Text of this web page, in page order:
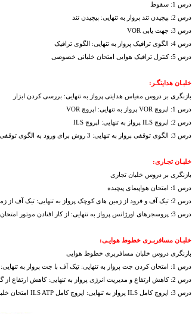
درس 1: سقوط
درس 2: پیچیدن تند پرواز به تنهایی: پیچیدن تند
درس 3: جهت یابی VOR
درس 4: الگوی ترافیک پرواز به تنهایی: الگوی ترافیک
درس 5: کنترل ترافیک هوایی امتحان خلبانی خصوصی
خلبـان هدایتگـر:
بازنگری بر دروس مقیاس هدایتی پرواز به تنهایی: بررسی کردن ابزار
درس 1: اپروچ VOR پرواز به تنهایی: اپروچ VOR
درس 2: اپروچ ILS پرواز به تنهایی: اپروچ ILS
درس 3: الگوی توقفی پرواز به تنهایی: 3 روش برای ورود به الگوی توقفی امتحان مقیاس ابزاری
خلبـان تجـاری:
بازنگری بر دروس خلبان تجاری
درس 1: امتحان هواپیمای پیچیده
درس 2: تیک آف و فرود از زمین های کوچک پرواز به تنهایی: تیک آف از زمین کوچک پرواز به تنهایی: فرود بر زمین کوچک پرواز به تنهایی: فرود قطع کننده
درس 3: پروسجرهای اورژانس پرواز به تنهایی: از کار افتادن موتور امتحان خلبانی تجاری
خلبـان مسافربـری خطوط هوایـی:
بازنگری دروس خلبان مسافربری خطوط هوایی
درس 1: امتحان کردن جت پرواز به تنهایی: تیک آف با جت پرواز به تنهایی: فرود با جت
درس 2: کاهش ارتفاع و مدیریت انرژی پرواز به تنهایی: کاهش ارتفاع از گشت زنی
درس 3: اپروچ کامل ILS پرواز به تنهایی: اپروچ کامل ILS ATP امتحان خلبان مسافربری خطوط هوایی